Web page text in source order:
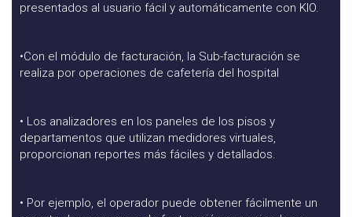
presentados al usuario fácil y automáticamente con KIO.
•Con el módulo de facturación, la Sub-facturación se
realiza por operaciones de cafetería del hospital
• Los analizadores en los paneles de los pisos y
departamentos que utilizan medidores virtuales,
proporcionan reportes más fáciles y detallados.
• Por ejemplo, el operador puede obtener fácilmente un